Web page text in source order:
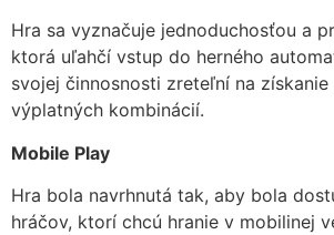
Hra sa vyznačuje jednoduchosťou a
ktorá uľahčí vstup do herného
svojej činnosnosti zreteľní na získanie
výplatných kombinácií.
Mobile Play
Hra bola navrhnutá tak, aby bola
hráčov, ktorí chcú hranie v mobilinej